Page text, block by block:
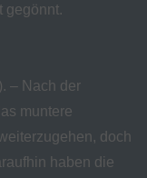
gegönnt.
– Nach der
muntere
doch
haben die